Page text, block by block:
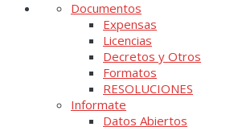
Documentos
Expensas
Licencias
Decretos y Otros
Formatos
RESOLUCIONES
Informate
Datos Abiertos